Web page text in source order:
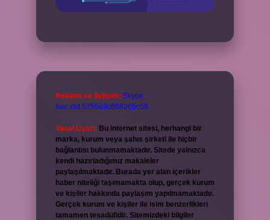
Reklam ve İletişim: Skype:
live:.cid.575569c608265c69
Yasal Uyarı: Bu internet sitesi, herhangi bir
marka, kurum veya şahıs şirketi ile hiçbir
bağlantısı bulunmamaktadır. Sitede yalnızca
kendi hazırladığımız makaleler
paylaşılmaktadır. Burada yer alan içerikler
haber niteliği taşımamakta olup, gerçek kurum
ve kişiler hakkında paylaşım yapılmamaktadır.
Gerçek kurum ve kişiler ile isim benzerlikleri
tamamen tesadüfidir. Sitemizdeki bilgiler